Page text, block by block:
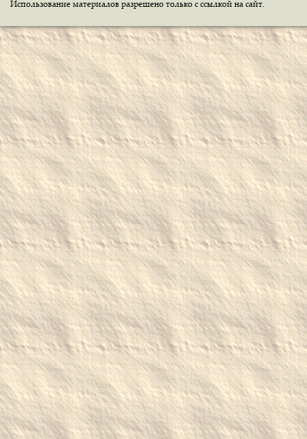
Использование материалов разрешено только с ссылкой на сайт.